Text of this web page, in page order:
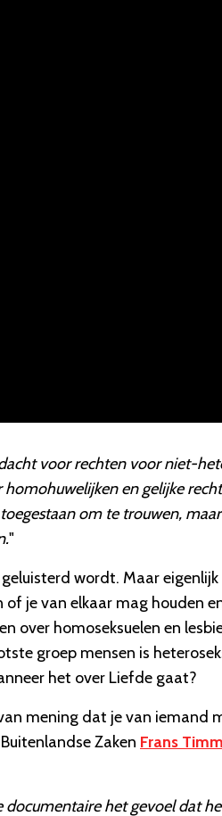
voor rechten voor niet-
en gelijke
om te trouwen,
"
wordt. Maar
je van elkaar mag houden
over homoseksuelen en
groep mensen is
het over Liefde gaat?
mening dat je van iemand
Zaken Frans
documentaire het gevoel dat